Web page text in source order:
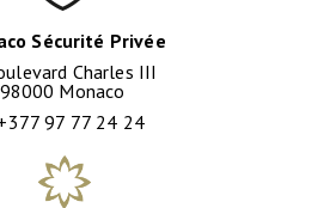
Sécurité Privée
Charles III
98000 Monaco
97 77 24 24